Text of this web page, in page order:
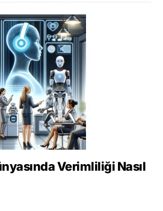
Verimliliği Nasıl